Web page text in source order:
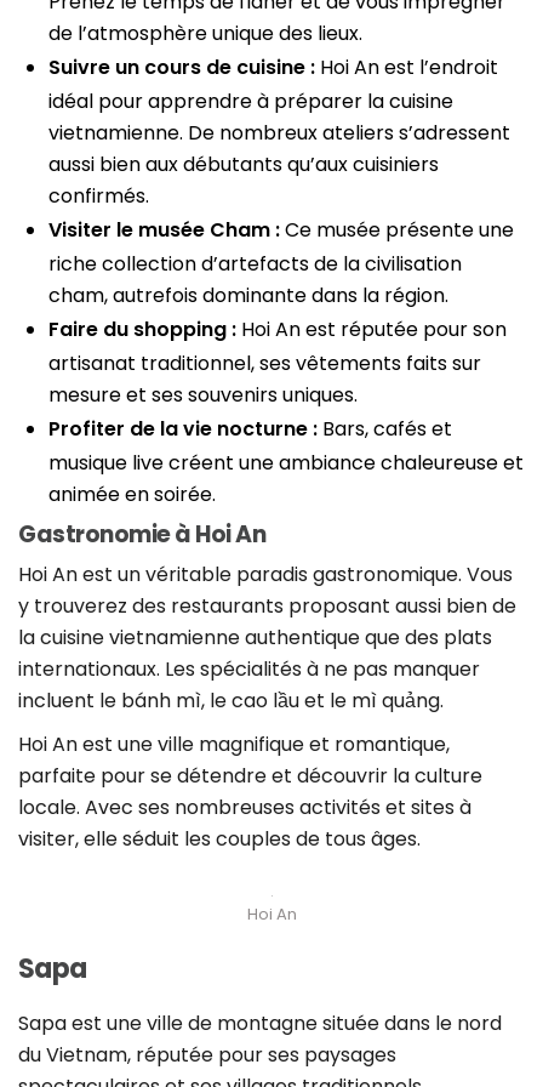
de l’atmosphère unique des lieux.
Suivre un cours de cuisine : Hoi An est l’endroit
idéal pour apprendre à préparer la cuisine
vietnamienne. De nombreux ateliers s’adressent
aussi bien aux débutants qu’aux cuisiniers
confirmés.
Visiter le musée Cham :Ce musée présente une
riche collection d’artefacts de la civilisation
cham, autrefois dominante dans la région.
Faire du shopping : Hoi An est réputée pour son
artisanat traditionnel, ses vêtements faits sur
mesure et ses souvenirs uniques.
Profiter de la vie nocturne : Bars, cafés et
musique live créent une ambiance chaleureuse et
animée en soirée.
Gastronomie à Hoi An
Hoi An est un véritable paradis gastronomique. Vous
y trouverez des restaurants proposant aussi bien de
la cuisine vietnamienne authentique que des plats
internationaux. Les spécialités à ne pas manquer
incluent le bánh mì, le cao lầu et le mì quảng.
Hoi An est une ville magnifique et romantique,
parfaite pour se détendre et découvrir la culture
locale. Avec ses nombreuses activités et sites à
visiter, elle séduit les couples de tous âges.
Hoi An
Sapa
Sapa est une ville de montagne située dans le nord
du Vietnam, réputée pour ses paysages